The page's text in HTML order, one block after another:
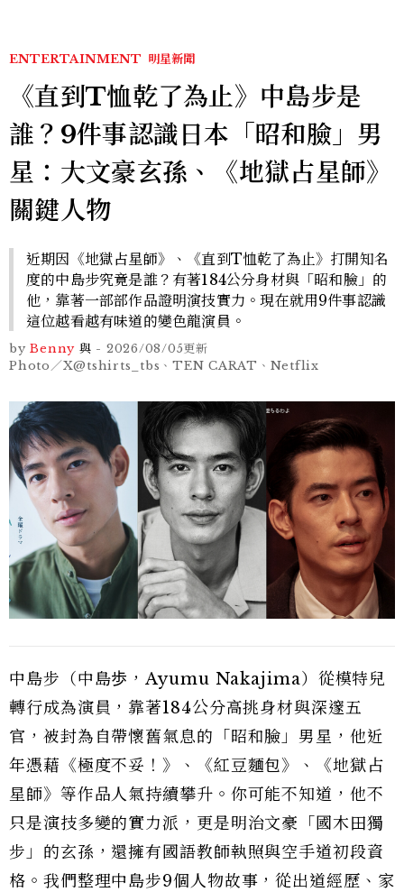
ENTERTAINMENT 明星新聞
《直到T恤乾了為止》中島步是
誰？9件事認識日本「昭和臉」男
星：大文豪玄孫、《地獄占星師》
關鍵人物
近期因《地獄占星師》、《直到T恤乾了為止》打開知名
度的中島步究竟是誰？有著184公分身材與「昭和臉」的
他，靠著一部部作品證明演技實力。現在就用9件事認識
這位越看越有味道的變色龍演員。
by Benny 與 - 2026/08/05更新
Photo／X@tshirts_tbs、TEN CARAT、Netflix
中島步（中島歩，Ayumu Nakajima）從模特兒
轉行成為演員，靠著184公分高挑身材與深邃五
官，被封為自帶懷舊氣息的「昭和臉」男星，他近
年憑藉《極度不妥！》、《紅豆麵包》、《地獄占
星師》等作品人氣持續攀升。你可能不知道，他不
只是演技多變的實力派，更是明治文豪「國木田獨
步」的玄孫，還擁有國語教師執照與空手道初段資
格。我們整理中島步9個人物故事，從出道經歷、家